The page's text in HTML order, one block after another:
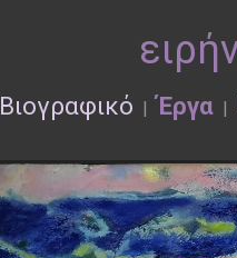
| Έργα |